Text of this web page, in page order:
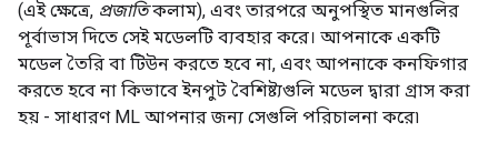
(এই ক্ষেত্রে, প্রজাতিকলাম), এবং তারপরে অনুপস্থিত মানগুলির
পূর্বাভাস দিতে সেই মডেলটি ব্যবহার করে। আপনাকে একটি
মডেল তৈরি বা টিউন করতে হবে না, এবং আপনাকে কনফিগার
করতে হবে না কিভাবে ইনপুট বৈশিষ্ট্যগুলি মডেল দ্বারা গ্রাস করা
হয় - সাধারণ ML আপনার জন্য সেগুলি পরিচালনা করে৷